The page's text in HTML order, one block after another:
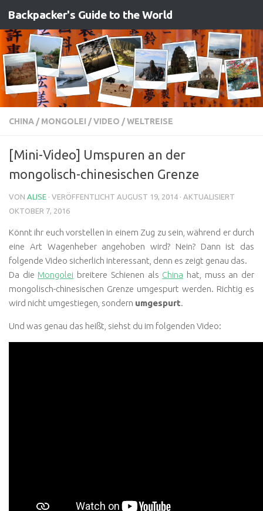
Zum Inhalt springen
Backpacker's Guide to the World
CHINA / MONGOLEI /VIDEO /WELTREISE
[Mini-Video] Umspuren an der
mongolisch-chinesischen Grenze
VON ALISE · VERÖFFENTLICHT AUGUST 19, 2014 · AKTUALISIERT
OKTOBER 7, 2016
Könnt ihr euch vorstellen in einem Zug zu sein, während er durch
eine Art Wagenheber angehoben wird? Nein? Dann ist das
folgende Video sicherlich interessant, denn es zeigt genau das.
Da die Mongolei breitere Schienen als China hat, muss an der
mongolisch-chinesischen Grenze umgespurt werden. Richtig es
wird nicht umgestiegen, sondern umgespurt.
Und was genau das heißt, siehst du im folgenden Video: